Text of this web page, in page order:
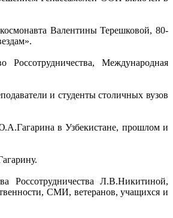
Валентины Терешковой, 80-
Россотрудничества, Международная
и студенты столичных вузов
в Узбекистане, прошлом и
Россотрудничества Л.В.Никитиной,
СМИ, ветеранов, учащихся и